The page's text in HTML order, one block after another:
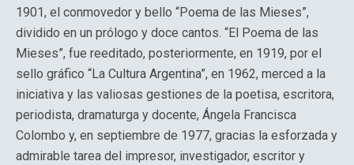
1901, el conmovedor y bello “Poema de las Mieses”,
dividido en un prólogo y doce cantos. “El Poema de las
Mieses”, fue reeditado, posteriormente, en 1919, por el
sello gráfico “La Cultura Argentina”, en 1962, merced a la
iniciativa y las valiosas gestiones de la poetisa, escritora,
periodista, dramaturga y docente, Ángela Francisca
Colombo y, en septiembre de 1977, gracias la esforzada y
admirable tarea del impresor, investigador, escritor y